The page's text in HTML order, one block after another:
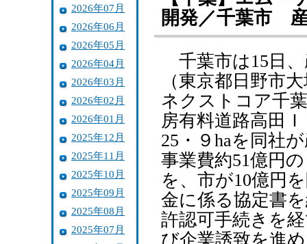
2026年07月
2026年06月
2026年05月
2026年04月
2026年03月
2026年02月
2026年01月
2025年12月
2025年11月
2025年10月
2025年09月
2025年08月
2025年07月
開発／千葉市
千葉市は15日、
（東京都日野市
ネクストコア千
房有料道路高田
25・９haを同社
事業費約51億円
を、市が10億円
金に係る協定書
許認可手続きを
び企業誘致を進